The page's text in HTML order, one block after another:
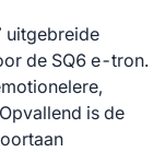
uitgebreide
de SQ6 e-tron.
is de